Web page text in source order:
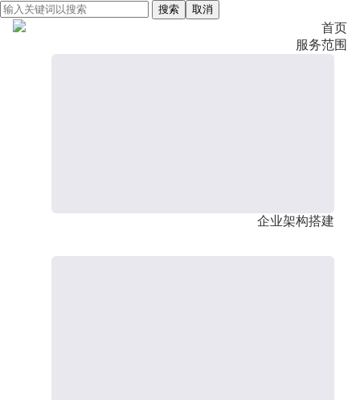
搜索 取消
首页
服务范围
企业架构搭建